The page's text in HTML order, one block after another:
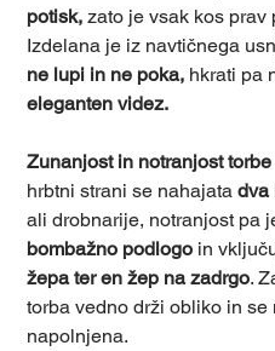
potisk,zato je vsak kos prav
Izdelana je iz navtičnega
ne lupi in ne poka, hkrati pa
eleganten videz.
Zunanjost in notranjost
hrbtni strani se nahajata dva
ali drobnarije, notranjost pa
bombažno podlogo in
žepa ter en žep na zadrgo.
torba vedno drži obliko in se
napolnjena.